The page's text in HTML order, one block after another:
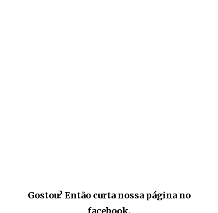
Gostou? Então curta nossa página no
facebook.